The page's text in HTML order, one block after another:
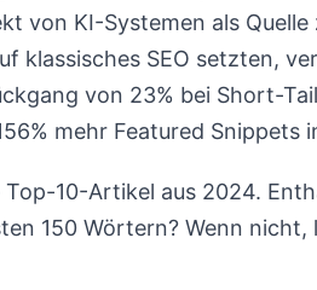
von KI-Systemen als
klassisches SEO setzten,
von 23% bei Short-
mehr Featured Snippets
10-Artikel aus 2024.
150 Wörtern? Wenn